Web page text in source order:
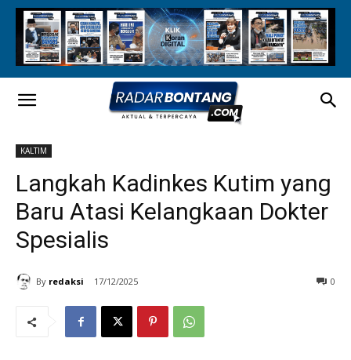
KALTIM
Langkah Kadinkes Kutim yang
Baru Atasi Kelangkaan Dokter
Spesialis
By redaksi 17/12/2025 0